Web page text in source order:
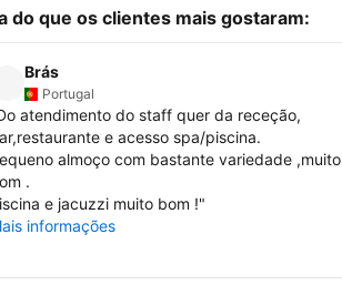
do que os clientes mais gostaram:
Brás
Portugal
atendimento do staff quer da receção,
e acesso spa/piscina.
almoço com bastante variedade ,muito
.
e jacuzzi muito bom !"
informações